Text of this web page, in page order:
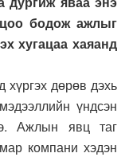
бодож ажлыг
хугацаа хаяанд
хүргэх дөрөв дэхь
үндсэн
Ажлын явц таг
компани хэдэн